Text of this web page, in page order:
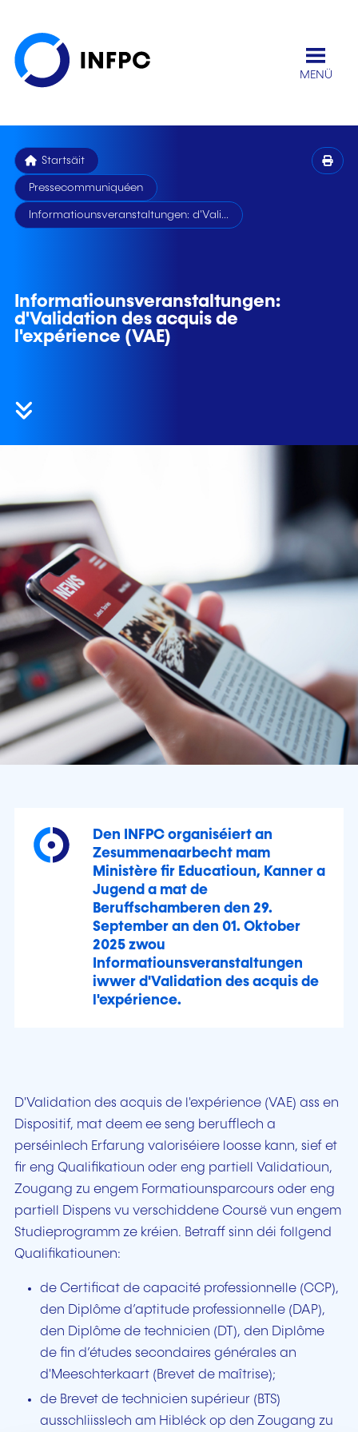
MENÜ
Startsäit
Pressecommuniquéen
Informatiounsveranstaltungen: d'Vali...
Informatiounsveranstaltungen:
d'Validation des acquis de
l'expérience (VAE)
Den INFPC organiséiert an
Zesummenaarbecht mam
Ministère fir Educatioun, Kanner a
Jugend a mat de
Beruffschamberen den 29.
September an den 01. Oktober
2025 zwou
Informatiounsveranstaltungen
iwwer d'Validation des acquis de
l'expérience.
D'Validation des acquis de l'expérience (VAE) ass en
Dispositif, mat deem ee seng berufflech a
perséinlech Erfarung valoriséiere loosse kann, sief et
fir eng Qualifikatioun oder eng partiell Validatioun,
Zougang zu engem Formatiounsparcours oder eng
partiell Dispens vu verschiddene Coursë vun engem
Studieprogramm ze kréien. Betraff sinn déi follgend
Qualifikatiounen:
de Certificat de capacité professionnelle (CCP),
den Diplôme d’aptitude professionnelle (DAP),
den Diplôme de technicien (DT), den Diplôme
de fin d’études secondaires générales an
d'Meeschterkaart (Brevet de maîtrise);
de Brevet de technicien supérieur (BTS)
ausschliisslech am Hibléck op den Zougang zu